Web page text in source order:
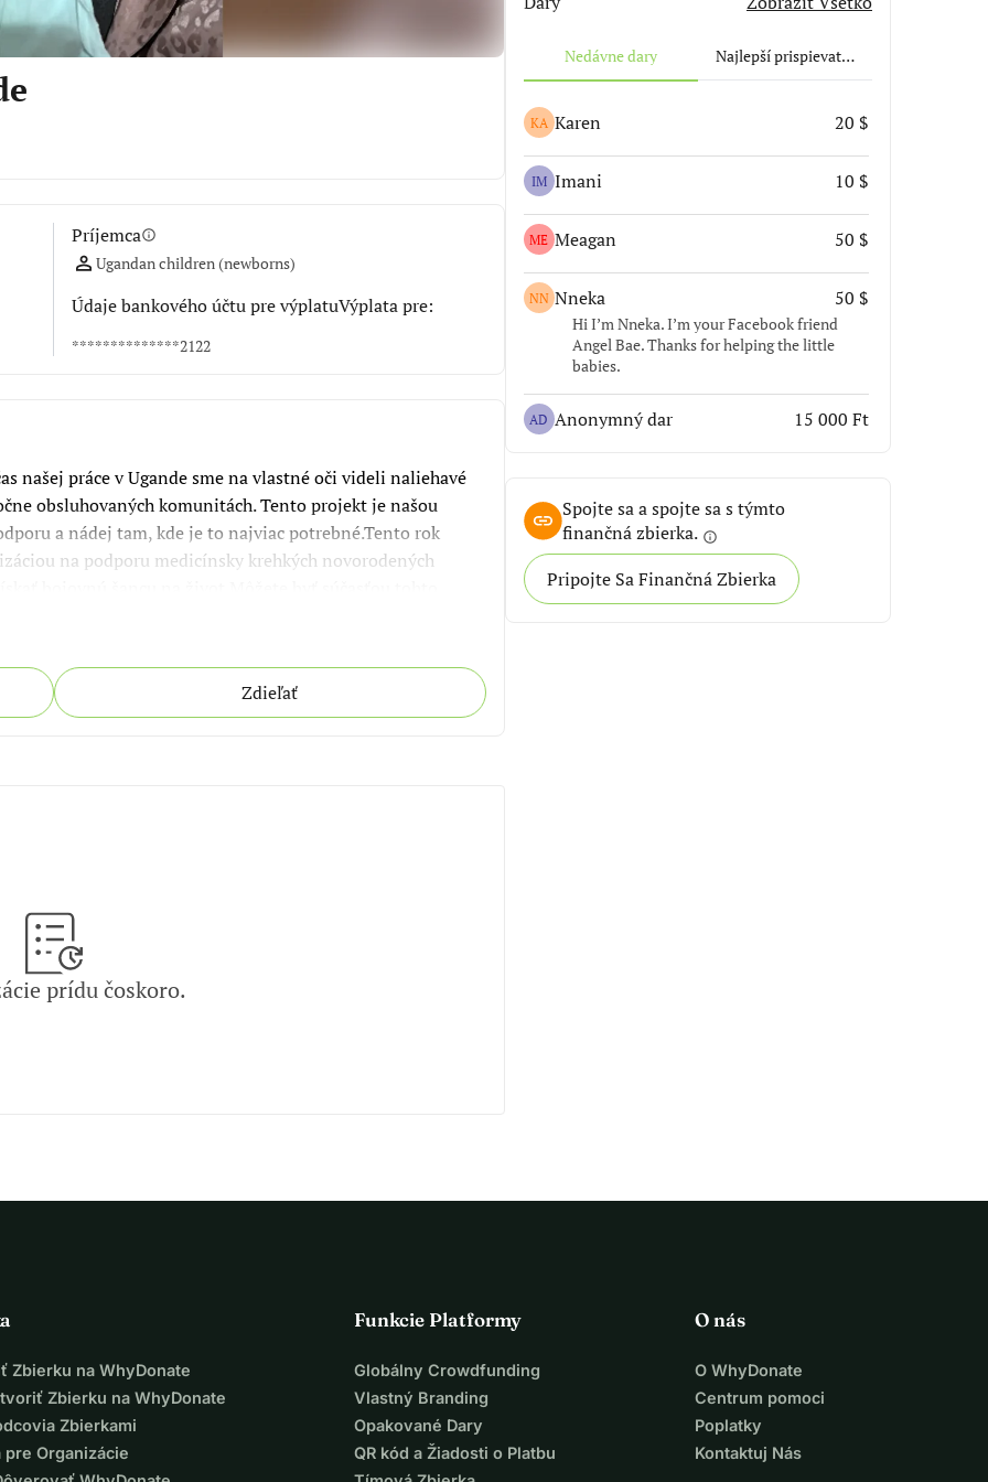
Príjemcainfo
Ugandan children (newborns)
Údaje bankového účtu pre výplatuVýplata pre:
**************2122
našej práce v Ugande sme na vlastné oči videli naliehavé
obsluhovaných komunitách. Tento projekt je našou
a nádej tam, kde je to najviac potrebné.Tento rok
na podporu medicínsky krehkých novorodených
zachraňovať životy a budovať zdravšie začiatky pre
a darujte prostredníctvom odkazu nižšie.Ďakujeme, že
Zdieľať
prídu čoskoro.
Nedávne dary Najlepší prispievatelia.
KA Karen 20 $
IM Imani 10 $
ME Meagan 50 $
NN Nneka 50 $
Hi I’m Nneka. I’m your Facebook friend
Angel Bae. Thanks for helping the little
babies.
AD Anonymný dar 15 000 Ft
Spojte sa a spojte sa s týmto
finančná zbierka. info
Pripojte Sa Finančná Zbierka
Zbierku na WhyDonate
Zbierku na WhyDonate
Zbierkami
pre Organizácie
Funkcie Platformy
Globálny Crowdfunding
Vlastný Branding
Opakované Dary
QR kód a Žiadosti o Platbu
O nás
O WhyDonate
Centrum pomoci
Poplatky
Kontaktuj Nás